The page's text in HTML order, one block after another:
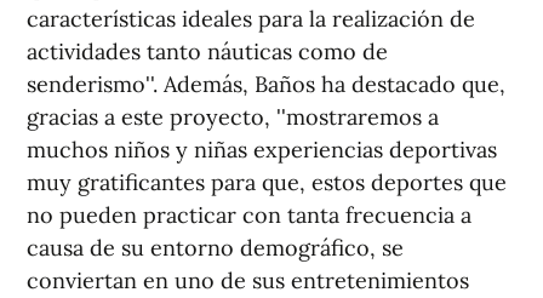
características ideales para la realización de
actividades tanto náuticas como de
senderismo''. Además, Baños ha destacado que,
gracias a este proyecto, ''mostraremos a
muchos niños y niñas experiencias deportivas
muy gratificantes para que, estos deportes que
no pueden practicar con tanta frecuencia a
causa de su entorno demográfico, se
conviertan en uno de sus entretenimientos